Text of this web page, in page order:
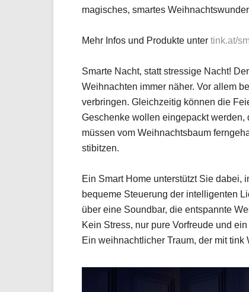
magisches, smartes
Mehr Infos und Produkte unter tink.at/
Smarte Nacht, statt stressige Nacht!
Weihnachten immer näher. Vor allem
verbringen. Gleichzeitig können die
Geschenke wollen eingepackt
müssen vom Weihnachtsbaum
stibitzen.
Ein Smart Home unterstützt Sie dabei,
bequeme Steuerung der intelligenten
über eine Soundbar, die entspannte
Kein Stress, nur pure Vorfreude und
Ein weihnachtlicher Traum, der mit tink